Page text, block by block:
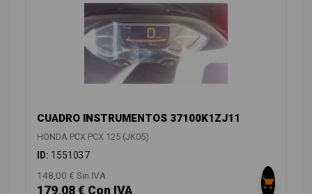
CUADRO INSTRUMENTOS 37100K1ZJ11
HONDA PCX PCX 125 (JK05)
ID: 1551037
148,00 € Sin IVA
179,08 € Con IVA